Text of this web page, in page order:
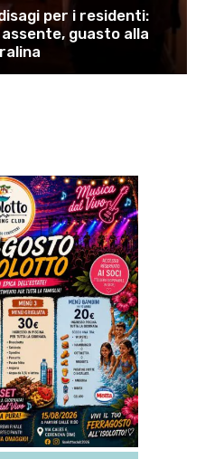
per i residenti:
guasto alla